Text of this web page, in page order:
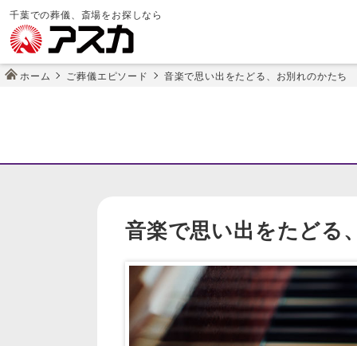
千葉での葬儀、斎場をお探しなら
ホーム ご葬儀エピソード 音楽で思い出をたどる、お別れのかたち
音楽で思い出をたどる